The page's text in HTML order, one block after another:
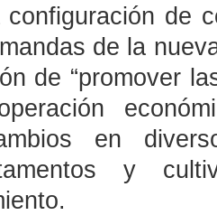
configuración de
de la
de “promover
en
y